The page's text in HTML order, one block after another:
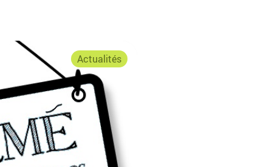
Actualités